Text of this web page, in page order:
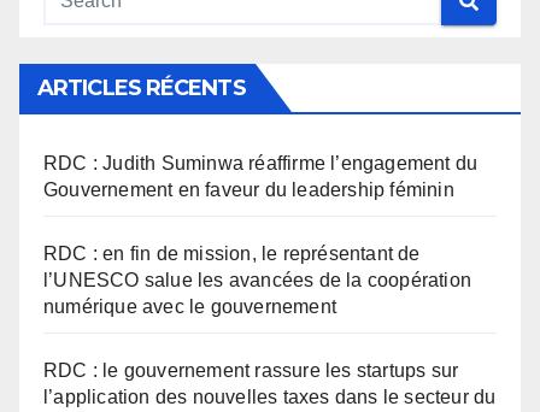
ARTICLES RÉCENTS
RDC : Judith Suminwa réaffirme l’engagement du
Gouvernement en faveur du leadership féminin
RDC : en fin de mission, le représentant de
l’UNESCO salue les avancées de la coopération
numérique avec le gouvernement
RDC : le gouvernement rassure les startups sur
l’application des nouvelles taxes dans le secteur du